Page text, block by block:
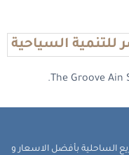
السياحية
الساحلية بأفضل الاسعار و